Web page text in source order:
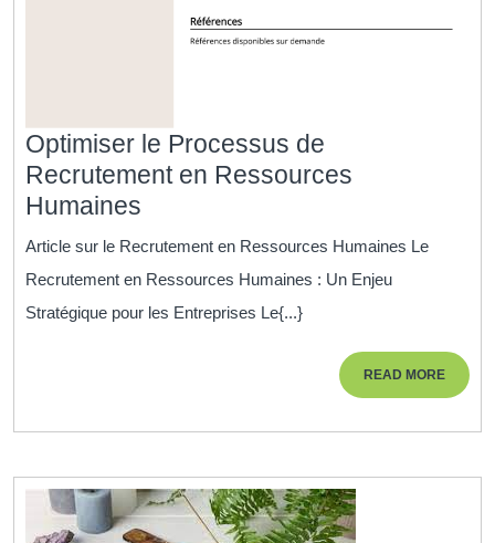
Optimiser le Processus de
Recrutement en Ressources
Humaines
Processus
Recrutement
Article sur le Recrutement en Ressources Humaines Le
Recrutement en Ressources Humaines : Un Enjeu
Stratégique pour les Entreprises Le{...}
READ MOREREAD
MORE